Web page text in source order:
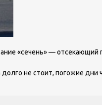
«сечень» —
не стоит, погожие